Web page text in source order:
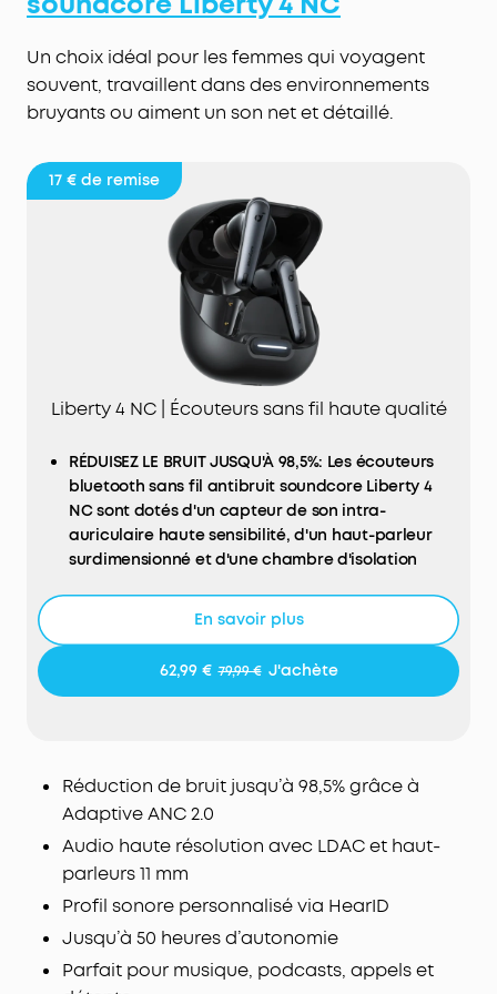
votre voix tout en réduisant le bruit ambiant, pour
discussion en face à face.
Chargement rapide, autonomie longue durée :
Profitez de 12 heures d'écoute à partir d'une seule
mode normal. Lorsque la réduction de bruit
active est activée, vous bénéficiez de 8 heures
d'autonomie par charge et d'un total de 32
heures. Une charge rapide de 10 minutes vous
offre 5 heures de musique.
Un choix idéal pour les femmes qui voyagent
souvent, travaillent dans des environnements
bruyants ou aiment un son net et détaillé.
17 € de remise
Liberty 4 NC | Écouteurs sans fil haute qualité
RÉDUISEZ LE BRUIT JUSQU'À 98,5%: Les écouteurs
bluetooth sans fil antibruit soundcore Liberty 4
NC sont dotés d'un capteur de son intra-
auriculaire haute sensibilité, d'un haut-parleur
surdimensionné et d'une chambre d'isolation
bruit pour des déplacements en toute tranquillité.
L'ÉLIMINATION DU BRUIT S'ADAPTE AUX OREILLES ET
AUX ENVIRONNEMENTS: Adaptive ANC 2.0
effectue des calculs et des ajustements en temps
UN SON NET AVEC 3 FOIS PLUS DE DÉTAILS: Les
haut-parleurs de 11 mm réglés sur mesure offrent
un son toujours net et détaillé. Découvrez l'audio
qui transfère 3 fois plus de données que le
Bluetooth classique - pour donner vie à la
musique sans fil.
SCULPTEZ VOTRE PROFIL SONORE: Tout le monde
n'écoute pas de la même façon. Utilisez HearID 2.0
En savoir plus
62,99 € 79,99 € J'achète
Réduction de bruit jusqu’à 98,5% grâce à
Adaptive ANC 2.0
Audio haute résolution avec LDAC et haut-
parleurs 11 mm
Profil sonore personnalisé via HearID
Jusqu’à 50 heures d’autonomie
Parfait pour musique, podcasts, appels et